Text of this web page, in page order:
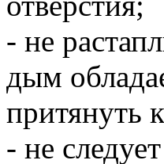
- не
дым
притянуть
- не